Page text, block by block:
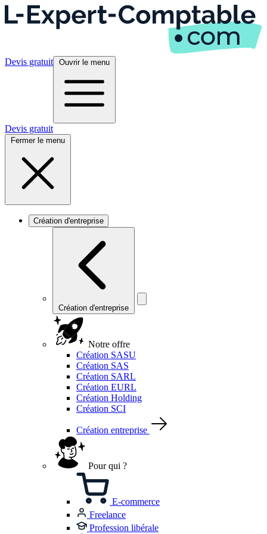
Devis gratuit Ouvrir le menu
Devis gratuit
Fermer le menu
Création d'entreprise
Création d'entreprise
Notre offre
Création SASU
Création SAS
Création SARL
Création EURL
Création Holding
Création SCI
Création entreprise
Pour qui ?
E-commerce
Freelance
Profession libérale